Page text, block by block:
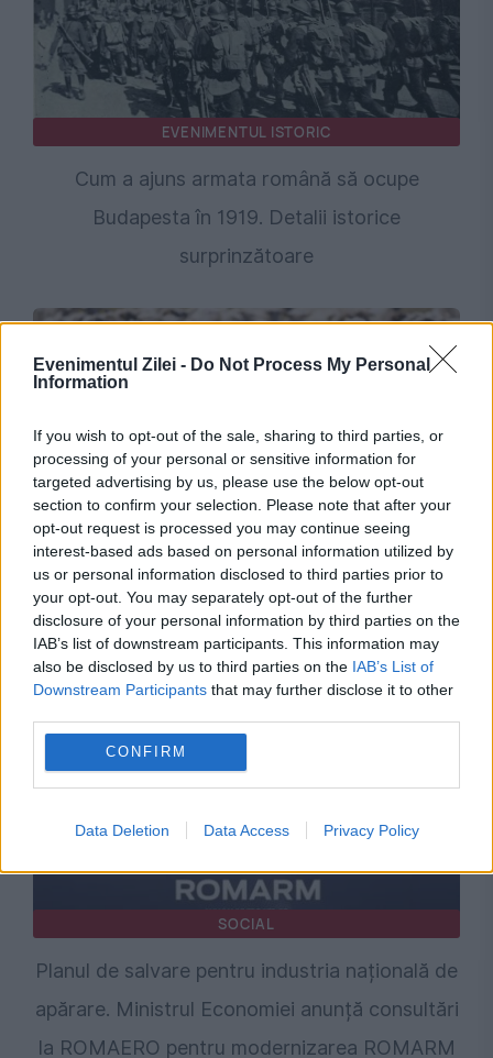
Evenimentul Zilei - Do Not Process My Personal
Information
If you wish to opt-out of the sale, sharing to third parties, or
processing of your personal or sensitive information for
targeted advertising by us, please use the below opt-out
section to confirm your selection. Please note that after your
opt-out request is processed you may continue seeing
interest-based ads based on personal information utilized by
us or personal information disclosed to third parties prior to
your opt-out. You may separately opt-out of the further
disclosure of your personal information by third parties on the
IAB’s list of downstream participants. This information may
also be disclosed by us to third parties on the IAB’s List of
Downstream Participants that may further disclose it to other
CONFIRM
Data Deletion Data Access Privacy Policy
EVENIMENTUL ISTORIC
Cum a ajuns armata română să ocupe
Budapesta în 1919. Detalii istorice
surprinzătoare
SOCIAL
România și Turcia, acord strategic pentru
exportul de ovine. Soluțiile discutate la Ankara
pentru fermierii români
SOCIAL
Planul de salvare pentru industria națională de
apărare. Ministrul Economiei anunță consultări
la ROMAERO pentru modernizarea ROMARM